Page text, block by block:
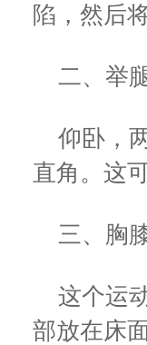
陷，然后
二、举
仰卧，
直角。这
三、胸
这个运
部放在床